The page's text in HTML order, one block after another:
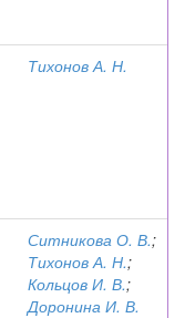
Тихонов А. Н.
Ситникова О. В.;
Тихонов А. Н.;
Кольцов И. В.;
Доронина И. В.